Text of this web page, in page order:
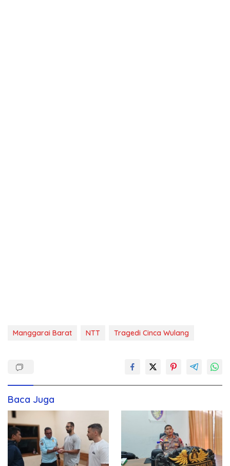
Manggarai Barat NTT Tragedi Cinca Wulang
Baca Juga